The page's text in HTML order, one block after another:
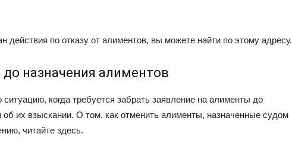
действия по отказу от алиментов, вы можете найти по этому адресу.
до назначения алиментов
когда требуется забрать заявление на алименты до
об их взыскании. О том, как отменить алименты, назначенные судом
читайте здесь.